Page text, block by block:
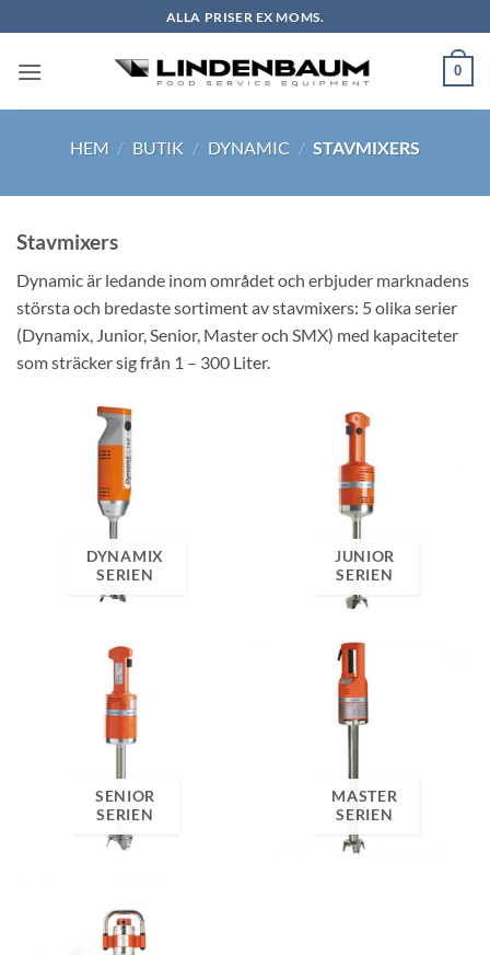
to
content
ALLA PRISER EX MOMS.
0
HEM / BUTIK / DYNAMIC / STAVMIXERS
Stavmixers
Dynamic är ledande inom området och erbjuder marknadens
största och bredaste sortiment av stavmixers: 5 olika serier
(Dynamix, Junior, Senior, Master och SMX) med kapaciteter
som sträcker sig från 1 – 300 Liter.
DYNAMIX
SERIEN
JUNIOR
SERIEN
SENIOR
SERIEN
MASTER
SERIEN